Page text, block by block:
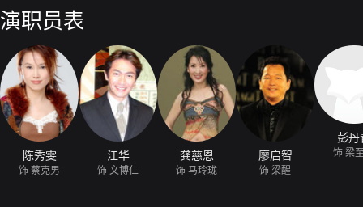
演职员表
陈秀雯
饰 蔡克男
江华
饰 文博仁
龚慈恩
饰 马玲珑
廖启智
饰 梁醒
彭丹
饰 梁